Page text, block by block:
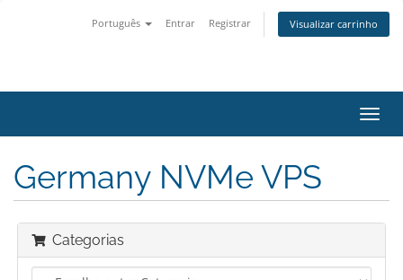
Português Entrar Registrar Visualizar carrinho
Germany NVMe VPS
Categorias